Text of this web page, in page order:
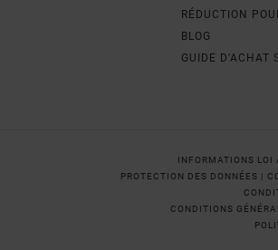
RÉDUCTION
BLOG
GUIDE D'ACHAT
INFORMATIONS LOI
PROTECTION DES DONNÉES |
CONDITIONS